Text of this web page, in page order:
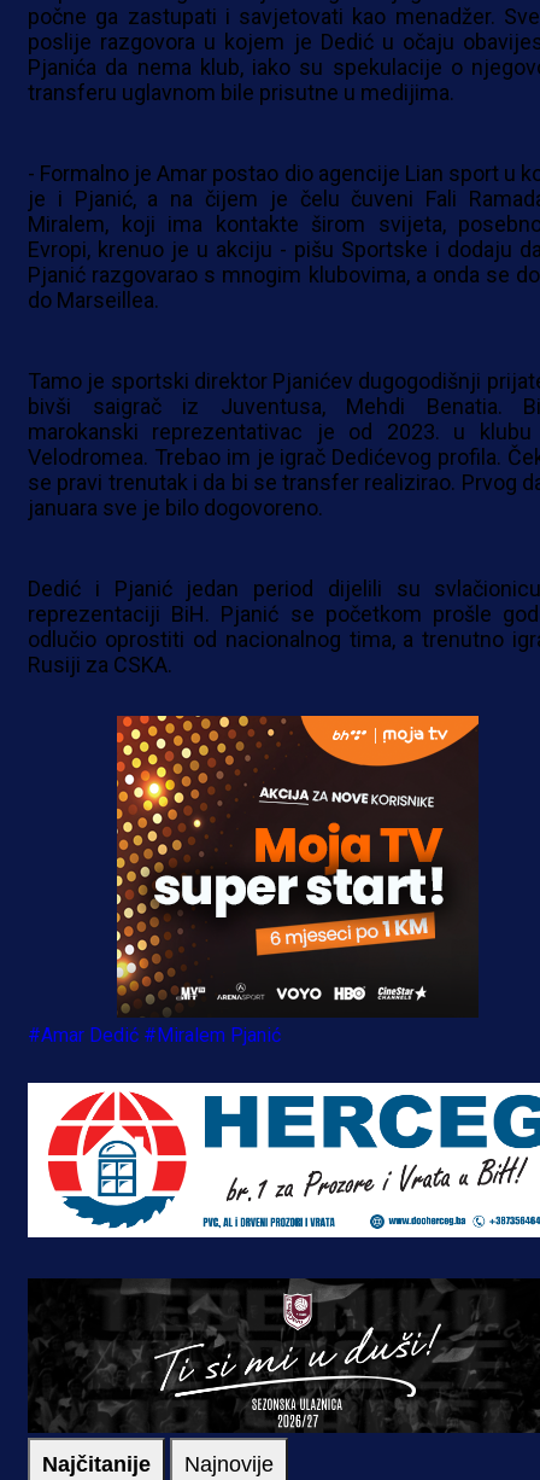
počne ga zastupati i savjetovati kao menadžer.
poslije razgovora u kojem je Dedić u očaju
Pjanića da nema klub, iako su spekulacije o
transferu uglavnom bile prisutne u medijima.
- Formalno je Amar postao dio agencije Lian sport u
je i Pjanić, a na čijem je čelu čuveni Fali
Miralem, koji ima kontakte širom svijeta,
Evropi, krenuo je u akciju - pišu Sportske i dodaju
Pjanić razgovarao s mnogim klubovima, a onda se
do Marseillea.
Tamo je sportski direktor Pjanićev dugogodišnji
bivši saigrač iz Juventusa, Mehdi Benatia.
marokanski reprezentativac je od 2023. u
Velodromea. Trebao im je igrač Dedićevog profila.
se pravi trenutak i da bi se transfer realizirao. Prvog
januara sve je bilo dogovoreno.
Dedić i Pjanić jedan period dijelili su
reprezentaciji BiH. Pjanić se početkom prošle
odlučio oprostiti od nacionalnog tima, a trenutno
Rusiji za CSKA.
#Amar Dedić #Miralem Pjanić
Najčitanije Najnovije